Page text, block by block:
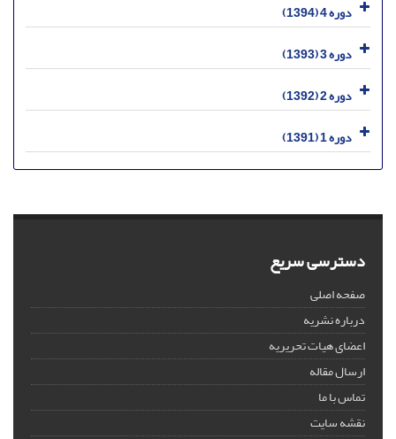
دوره 4 (1394)
دوره 3 (1393)
دوره 2 (1392)
دوره 1 (1391)
دسترسی سریع
صفحه اصلی
درباره نشریه
اعضای هیات تحریریه
ارسال مقاله
تماس با ما
نقشه سایت